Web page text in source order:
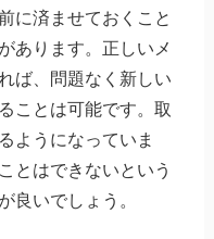
に済ませておくこと
あります。正しいメ
ば、問題なく新しい
ことは可能です。取
ようになっていま
とはできないという
良いでしょう。